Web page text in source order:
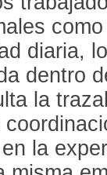
diaria,
dentro
la
la